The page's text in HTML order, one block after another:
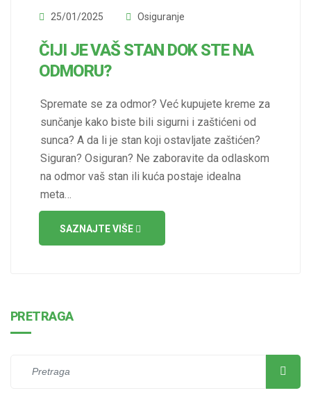
25/01/2025 Osiguranje
ČIJI JE VAŠ STAN DOK STE NA
ODMORU?
Spremate se za odmor? Već kupujete kreme za
sunčanje kako biste bili sigurni i zaštićeni od
sunca? A da li je stan koji ostavljate zaštićen?
Siguran? Osiguran? Ne zaboravite da odlaskom
na odmor vaš stan ili kuća postaje idealna
meta…
SAZNAJTE VIŠE
PRETRAGA